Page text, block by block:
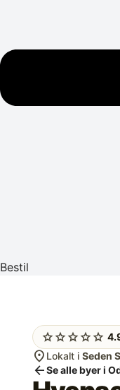
Bestil
starstarstarstarstar
location_on Lokalt i Seden
arrow_backSe alle byer i